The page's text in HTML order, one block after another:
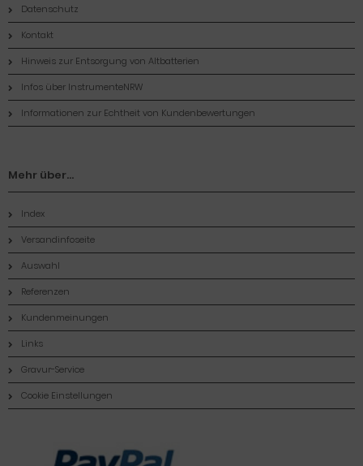
Datenschutz
Kontakt
Hinweis zur Entsorgung von Altbatterien
Infos über InstrumenteNRW
Informationen zur Echtheit von Kundenbewertungen
Mehr über...
Index
Versandinfoseite
Auswahl
Referenzen
Kundenmeinungen
Links
Gravur-Service
Cookie Einstellungen
Zahlungsmethoden